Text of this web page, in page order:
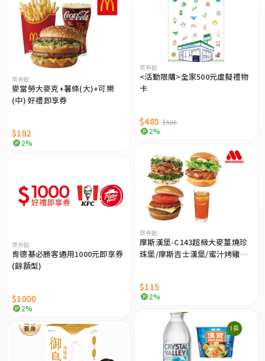
票券館
<活動限購>全家500元虛擬禮物
卡
$485 $500
2%
票券館
麥當勞大麥克+薯條(大)+可樂
(中) 好禮即享券
$182
2%
票券館
摩斯漢堡-C143超級大麥薑燒珍
珠堡/摩斯吉士漢堡/蜜汁烤雞起
$115
2%
票券館
肯德基必勝客通用1000元即享券
(餘額型)
$1000
2%